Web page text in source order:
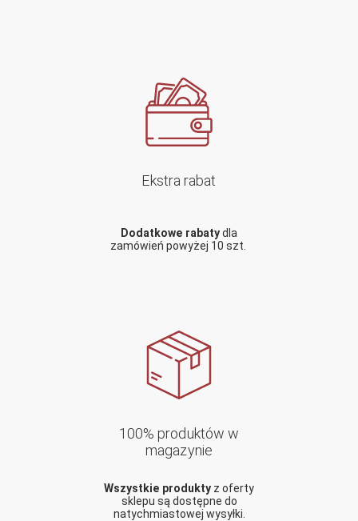
Ekstra rabat
Dodatkowe rabatydla
zamówień powyżej 10 szt.
100% produktów w
magazynie
Wszystkie produkty z oferty
sklepu są dostępne do
natychmiastowej wysyłki.